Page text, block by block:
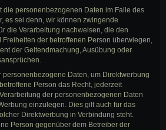
die personenbezogenen Daten im Falle des
es sei denn, wir können zwingende
die Verarbeitung nachweisen, die den
Freiheiten der betroffenen Person überwiegen,
der Geltendmachung, Ausübung oder
personenbezogene Daten, um Direktwerbung
Person das Recht, jederzeit
der personenbezogenen Daten
einzulegen. Dies gilt auch für das
Direktwerbung in Verbindung steht.
Person gegenüber dem Betreiber der